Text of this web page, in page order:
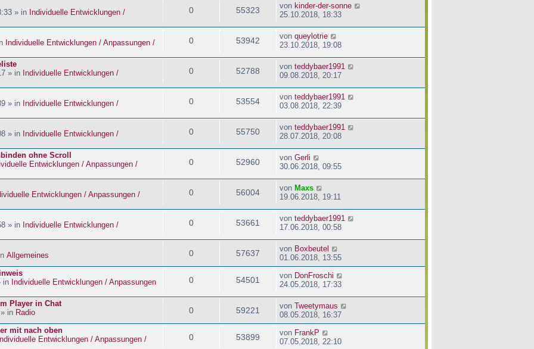
» in Individuelle Entwicklungen /
0 55323 von kinder-der-sonne
25.10.2018, 18:33
Individuelle Entwicklungen / Anpassungen /
0 53942 von queylotrie
23.10.2018, 19:08
» in Individuelle Entwicklungen /
0 52788 von teddybaer1991
09.08.2018, 20:17
» in Individuelle Entwicklungen /
0 53554 von teddybaer1991
03.08.2018, 22:39
» in Individuelle Entwicklungen /
0 55750 von teddybaer1991
28.07.2018, 20:08
ohne Scroll
Entwicklungen / Anpassungen /
0 52960 von Gerli
30.06.2018, 09:55
Entwicklungen / Anpassungen /
0 56004 von Maxs
19.06.2018, 19:11
» in Individuelle Entwicklungen /
0 53661 von teddybaer1991
17.06.2018, 00:58
Allgemeines 0 57637 von Boxbeutel
01.06.2018, 13:55
in Individuelle Entwicklungen / Anpassungen
0 54501 von DonFroschi
24.05.2018, 17:33
Player in Chat
in Radio 0 59221 von Tweetymaus
08.05.2018, 16:37
mit nach oben
Individuelle Entwicklungen / Anpassungen /
0 53899 von FrankP
07.05.2018, 22:10